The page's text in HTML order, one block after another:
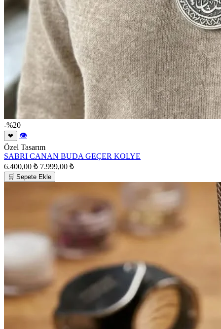
-%20
❤
👁
Özel Tasarım
SABRI CANAN BUDA GEÇER KOLYE
6.400,00 ₺ 7.999,00 ₺
🛒 Sepete Ekle